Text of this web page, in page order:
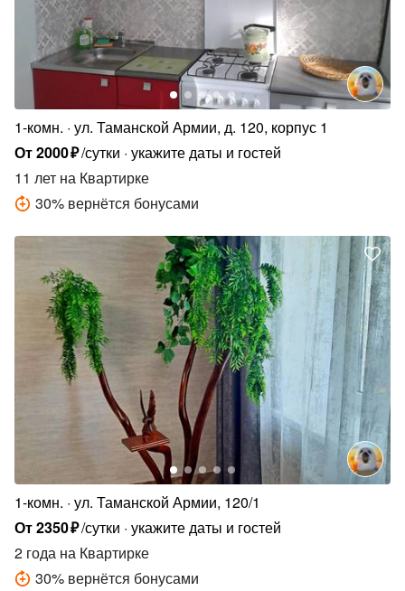
1-комн. ул. Таманской Армии, д. 120, корпус 1
От2000₽/сутки укажите даты и гостей
11 лет на Квартирке
30% вернётся бонусами
1-комн. ул. Таманской Армии, 120/1
От2350₽/сутки укажите даты и гостей
2 года на Квартирке
30% вернётся бонусами